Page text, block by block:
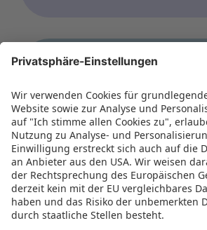
Tokyo Toy Show